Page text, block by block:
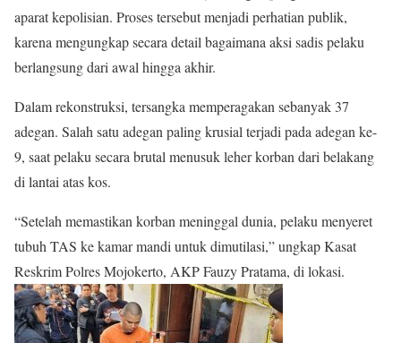
aparat kepolisian. Proses tersebut menjadi perhatian publik,
karena mengungkap secara detail bagaimana aksi sadis pelaku
berlangsung dari awal hingga akhir.
Dalam rekonstruksi, tersangka memperagakan sebanyak 37
adegan. Salah satu adegan paling krusial terjadi pada adegan ke-
9, saat pelaku secara brutal menusuk leher korban dari belakang
di lantai atas kos.
“Setelah memastikan korban meninggal dunia, pelaku menyeret
tubuh TAS ke kamar mandi untuk dimutilasi,” ungkap Kasat
Reskrim Polres Mojokerto, AKP Fauzy Pratama, di lokasi.